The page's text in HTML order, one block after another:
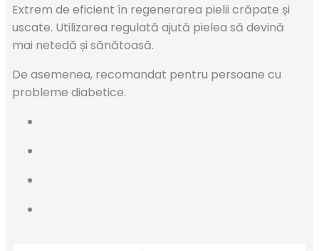
Extrem de eficient în regenerarea pielii crăpate și
uscate. Utilizarea regulată ajută pielea să devină
mai netedă și sănătoasă.
De asemenea, recomandat pentru persoane cu
probleme diabetice.